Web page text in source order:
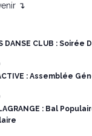
↴
DANSE CLUB : Soirée
: Assemblée
: Bal